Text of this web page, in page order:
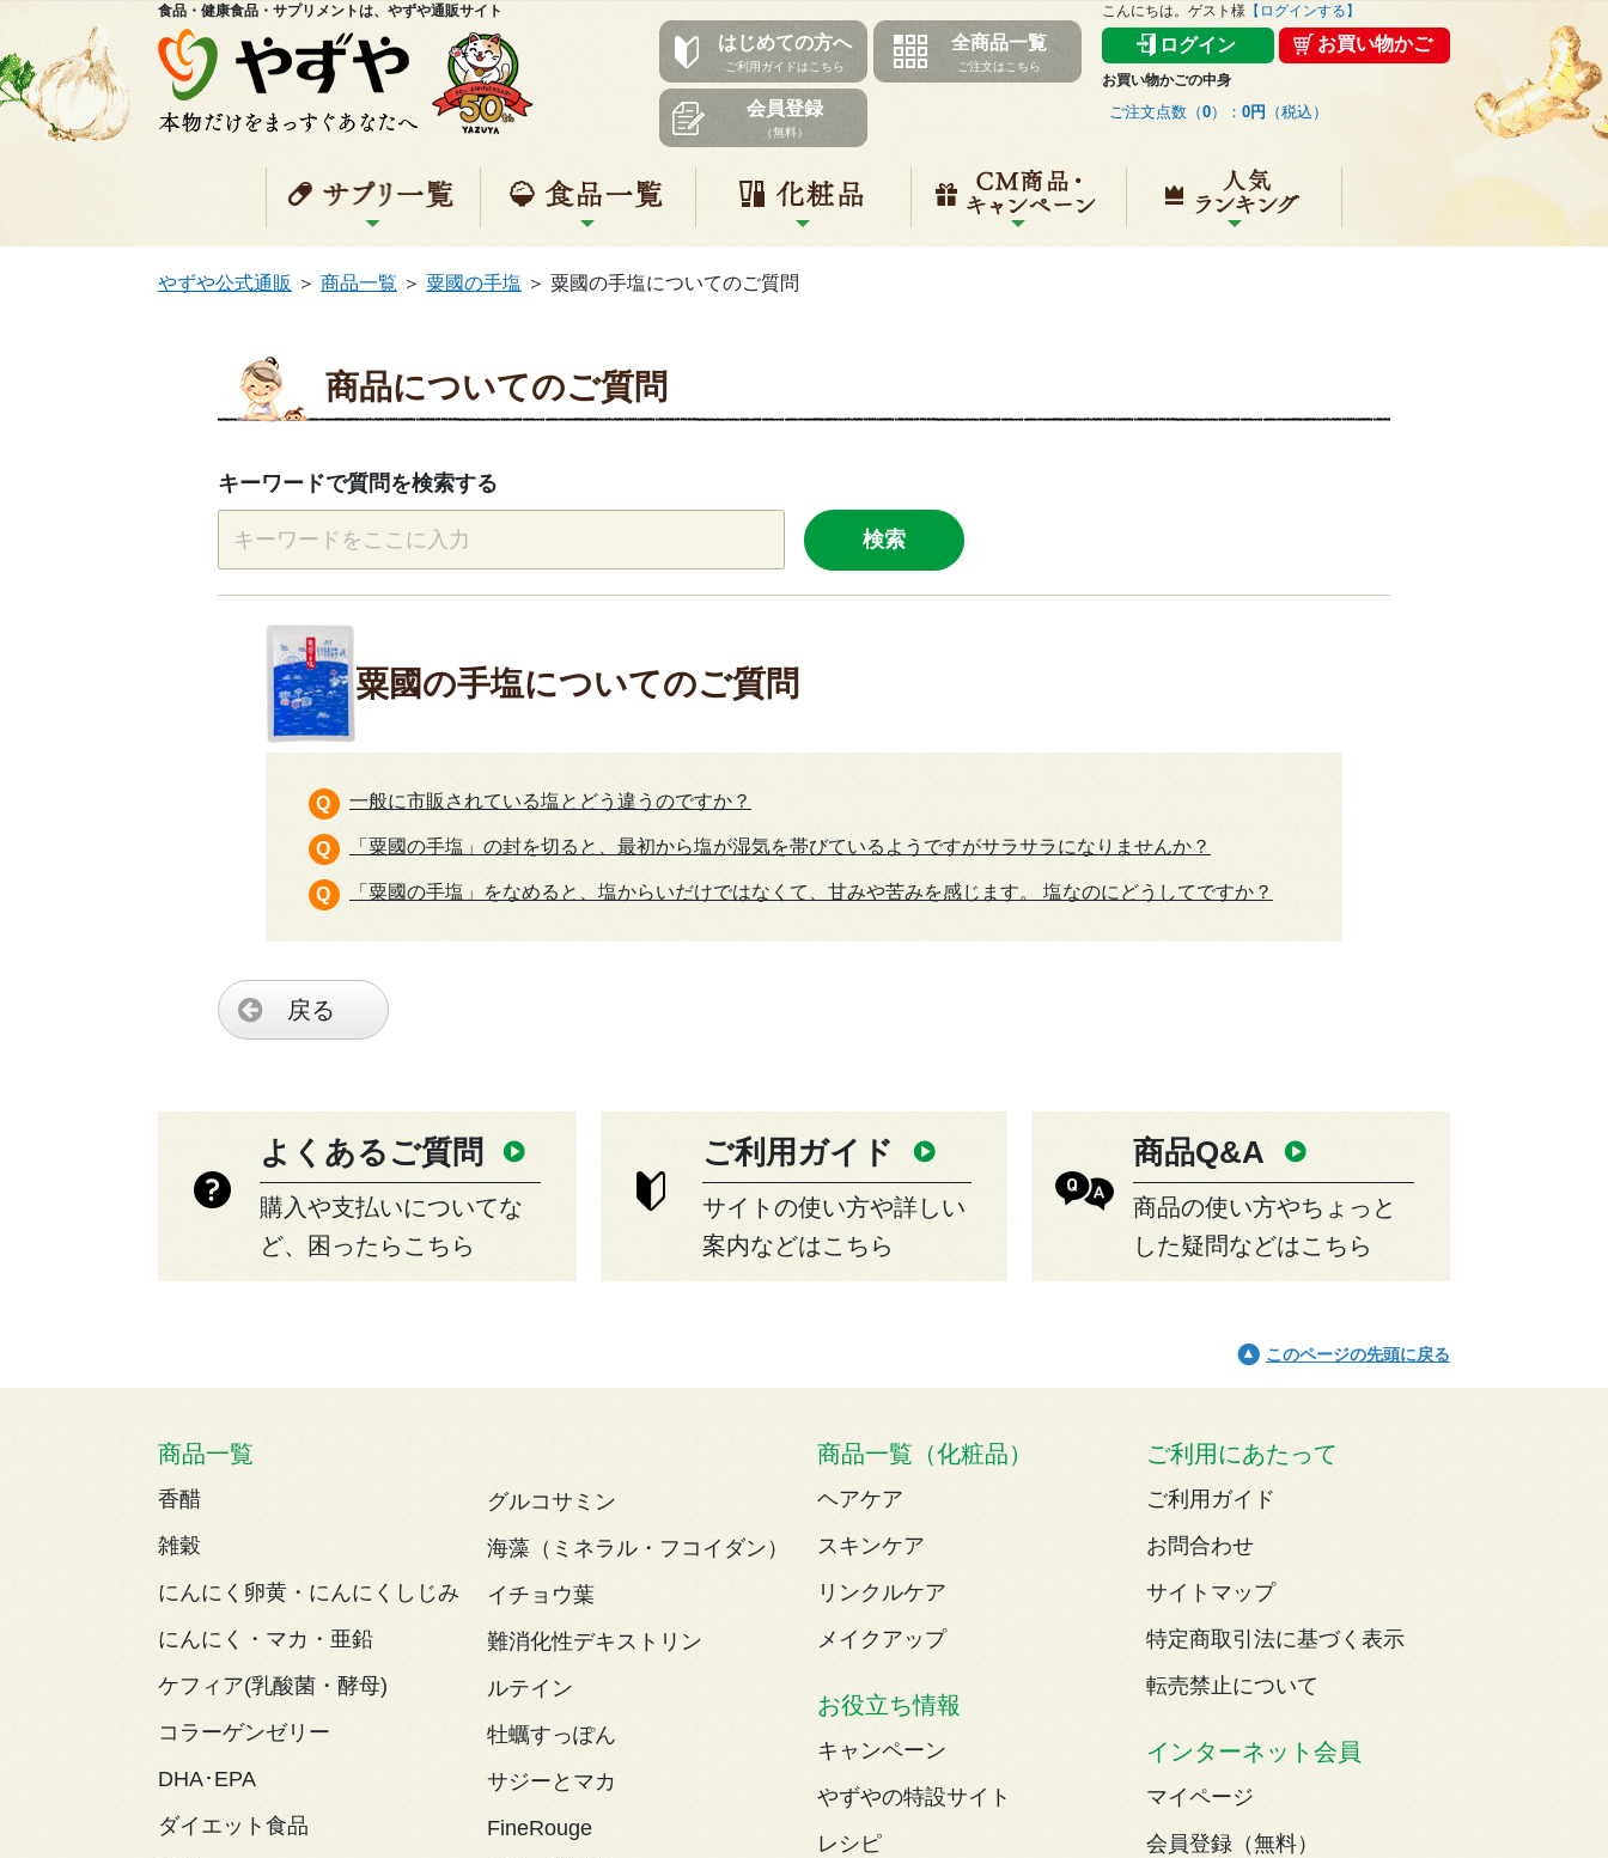
食品・健康食品・サプリメントは、やずや通販サイト
はじめての方へ
ご利用ガイドはこちら
全商品一覧
ご注文はこちら
会員登録
（無料）
こんにちは。ゲスト様 【ログインする】
ログイン お買い物かご
お買い物かごの中身
ご注文点数（0）： 0円 （税込）
サプリ一覧 食品一覧 化粧品 キャンペーン 人気ランキング
やずや公式通販 ＞ 商品一覧 ＞ 粟國の手塩 ＞ 粟國の手塩についてのご質問
商品についてのご質問
キーワードで質問を検索する
検索
粟國の手塩についてのご質問
一般に市販されている塩とどう違うのですか？
「粟國の手塩」の封を切ると、最初から塩が湿気を帯びているようですがサラサラになりませんか？
「粟國の手塩」をなめると、塩からいだけではなくて、甘みや苦みを感じます。 塩なのにどうしてですか？
戻る
よくあるご質問
購入や支払いについてな
ど、困ったらこちら
ご利用ガイド
サイトの使い方や詳しい
案内などはこちら
商品Q&A
商品の使い方やちょっと
した疑問などはこちら
このページの先頭に戻る
商品一覧
香醋
雑穀
にんにく卵黄・にんにくしじみ
にんにく・マカ・亜鉛
ケフィア(乳酸菌・酵母)
コラーゲンゼリー
DHA･EPA
ダイエット食品
グルコサミン
海藻（ミネラル・フコイダン）
イチョウ葉
難消化性デキストリン
ルテイン
牡蠣すっぽん
サジーとマカ
FineRouge
商品一覧（化粧品）
ヘアケア
スキンケア
リンクルケア
メイクアップ
お役立ち情報
キャンペーン
やずやの特設サイト
レシピ
ご利用にあたって
ご利用ガイド
お問合わせ
サイトマップ
特定商取引法に基づく表示
転売禁止について
インターネット会員
マイページ
会員登録（無料）